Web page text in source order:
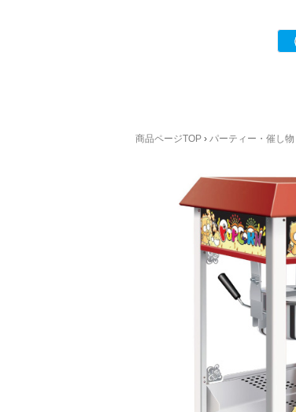
商品ページTOP › パーティー・催し物